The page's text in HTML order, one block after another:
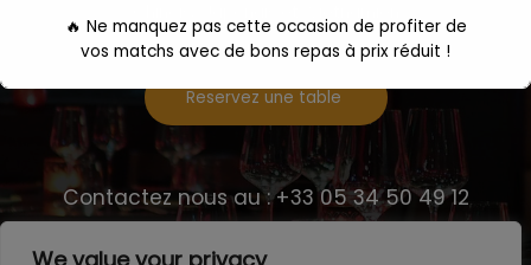
Reservez une table
Contactez nous au : +33 05 34 50 49 12
🔥 Ne manquez pas cette occasion de profiter de
vos matchs avec de bons repas à prix réduit !
👉
Dépêchez-vous, l'offre expire le 28 juin 2026 à
23h59 !
Commandeici
Ceci fermera dans